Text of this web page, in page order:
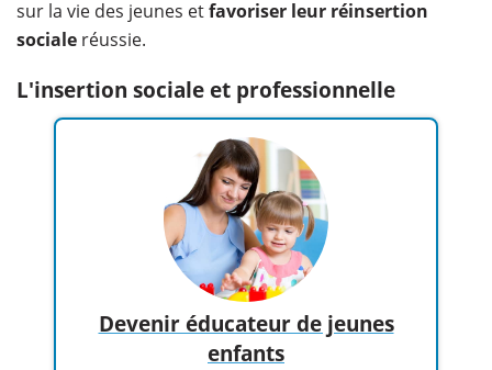
sur la vie des jeunes etfavoriser leur réinsertion
sociale réussie.
L'insertion sociale et professionnelle
Devenir éducateur de jeunes
enfants